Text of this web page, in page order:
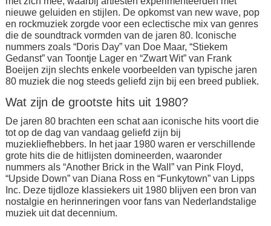
nieuwe geluiden en stijlen. De opkomst van new wave, pop
en rockmuziek zorgde voor een eclectische mix van genres
die de soundtrack vormden van de jaren 80. Iconische
nummers zoals “Doris Day” van Doe Maar, “Stiekem
Gedanst” van Toontje Lager en “Zwart Wit” van Frank
Boeijen zijn slechts enkele voorbeelden van typische jaren
80 muziek die nog steeds geliefd zijn bij een breed publiek.
Wat zijn de grootste hits uit 1980?
De jaren 80 brachten een schat aan iconische hits voort die
tot op de dag van vandaag geliefd zijn bij
muziekliefhebbers. In het jaar 1980 waren er verschillende
grote hits die de hitlijsten domineerden, waaronder
nummers als “Another Brick in the Wall” van Pink Floyd,
“Upside Down” van Diana Ross en “Funkytown” van Lipps
Inc. Deze tijdloze klassiekers uit 1980 blijven een bron van
nostalgie en herinneringen voor fans van Nederlandstalige
muziek uit dat decennium.